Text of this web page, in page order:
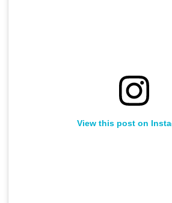
View this post on